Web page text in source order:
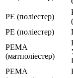
РЕ (поліестер)
РЕ (поліестер)
РЕМА
(матполіестер)
РЕМА